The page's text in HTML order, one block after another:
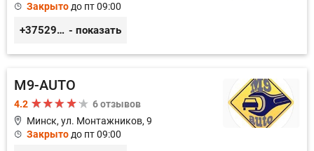
Закрыто до пт 09:00
+375291882338 - показать
M9-AUTO
4.2
6 отзывов
Минск, ул. Монтажников, 9
Закрыто до пт 09:00